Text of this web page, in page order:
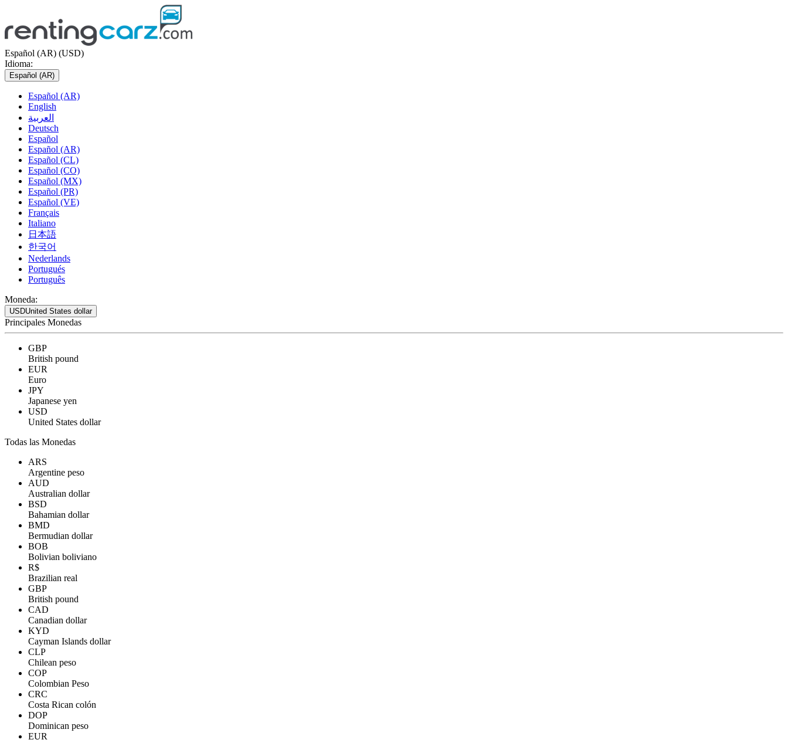
Español (AR) (USD)
Idioma:
Español (AR)
Español (AR)
English
العربية
Deutsch
Español
Español (AR)
Español (CL)
Español (CO)
Español (MX)
Español (PR)
Español (VE)
Français
Italiano
日本語
한국어
Nederlands
Portugués
Português
Moneda:
USDUnited States dollar
Principales Monedas
GBP
British pound
EUR
Euro
JPY
Japanese yen
USD
United States dollar
Todas las Monedas
ARS
Argentine peso
AUD
Australian dollar
BSD
Bahamian dollar
BMD
Bermudian dollar
BOB
Bolivian boliviano
R$
Brazilian real
GBP
British pound
CAD
Canadian dollar
KYD
Cayman Islands dollar
CLP
Chilean peso
COP
Colombian Peso
CRC
Costa Rican colón
DOP
Dominican peso
EUR